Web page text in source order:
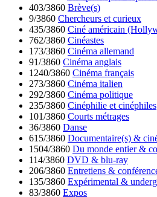
403/3860 Brève(s)
9/3860 Chercheurs et curieux
435/3860 Ciné américain
762/3860 Cinéastes
173/3860 Cinéma allemand
91/3860 Cinéma anglais
1240/3860 Cinéma français
273/3860 Cinéma italien
292/3860 Cinéma politique
235/3860 Cinéphilie et cinéphiles
101/3860 Courts métrages
36/3860 Danse
615/3860 Documentaire(s) &
1504/3860 Du monde entier &
114/3860 DVD & blu-ray
206/3860 Entretiens &
135/3860 Expérimental &
83/3860 Expos